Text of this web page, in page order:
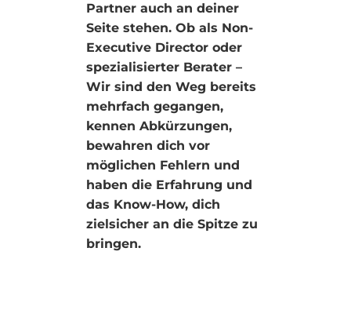
Partner auch an deiner
Seite stehen. Ob als Non-
Executive Director oder
spezialisierter Berater –
Wir sind den Weg bereits
mehrfach gegangen,
kennen Abkürzungen,
bewahren dich vor
möglichen Fehlern und
haben die Erfahrung und
das Know-How, dich
zielsicher an die Spitze zu
bringen.